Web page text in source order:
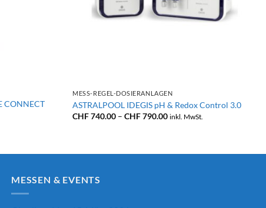
CONNECT
MESS-REGEL-DOSIERANLAGEN
ASTRALPOOL IDEGIS pH & Redox Control 3.0
CHF740.00 –CHF790.00Preisspanne:
inkl. MwSt.
MESSEN & EVENTS